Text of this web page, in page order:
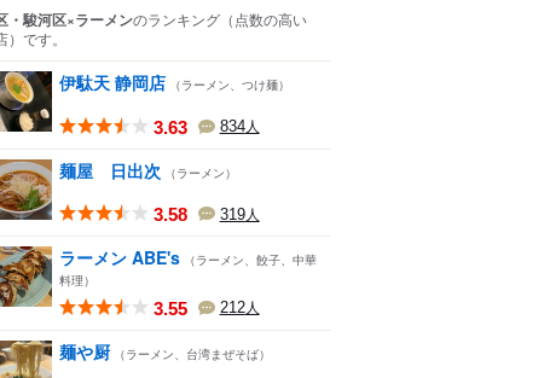
・駿河区×ラーメンのランキング （点数の高い
） です。
伊駄天 静岡店 （ラーメン、つけ麺）
3.63 834人
麺屋 日出次 （ラーメン）
3.58 319人
ラーメン ABE's （ラーメン、餃子、中華
料理）
3.55 212人
麺や厨 （ラーメン、台湾まぜそば）